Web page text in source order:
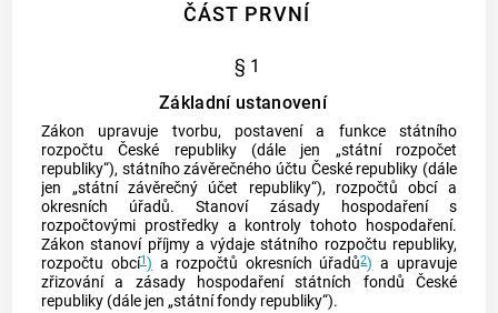
ČÁST PRVNÍ
§ 1
Základní ustanovení
Zákon upravuje tvorbu, postavení a funkce státního
rozpočtu České republiky (dále jen „státní rozpočet
republiky“), státního závěrečného účtu České republiky (dále
jen „státní závěrečný účet republiky“), rozpočtůobcía
okresních úřadů. Stanoví zásady hospodaření s
rozpočtovými prostředky a kontroly tohoto hospodaření.
Zákon stanoví příjmy a výdaje státního rozpočtu republiky,
rozpočtu obcí1) a rozpočtů okresních úřadů2) a upravuje
zřizování a zásady hospodaření státních fondů České
republiky (dále jen „státní fondy republiky“).